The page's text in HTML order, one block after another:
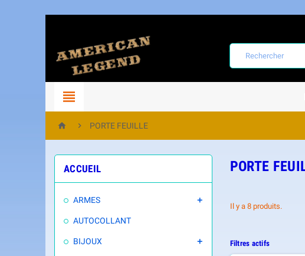

  PORTE FEUILLE
ACCUEIL
ARMES 
AUTOCOLLANT
BIJOUX 
PORTE
Il y a 8 produits.
Filtres actifs